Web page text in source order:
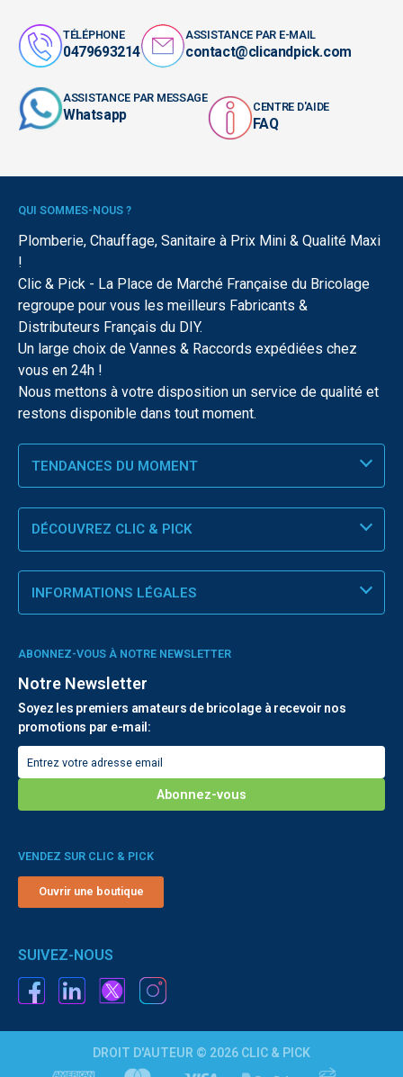
TÉLÉPHONE
0479693214
ASSISTANCE PAR E-MAIL
contact@clicandpick.com
ASSISTANCE PAR MESSAGE
Whatsapp CENTRE D'AIDE
FAQ
QUI SOMMES-NOUS ?
Plomberie, Chauffage, Sanitaire à Prix Mini & Qualité Maxi
!
Clic & Pick - La Place de Marché Française du Bricolage
regroupe pour vous les meilleurs Fabricants &
Distributeurs Français du DIY.
Un large choix de Vannes & Raccords expédiées chez
vous en 24h !
Nous mettons à votre disposition un service de qualité et
restons disponible dans tout moment.
TENDANCES DU MOMENT
DÉCOUVREZ CLIC & PICK
INFORMATIONS LÉGALES
ABONNEZ-VOUS À NOTRE NEWSLETTER
Notre Newsletter
Soyez les premiers amateurs de bricolage à recevoir nos
promotions par e-mail:
VENDEZ SUR CLIC & PICK
Ouvrir une boutique
SUIVEZ-NOUS
DROIT D'AUTEUR © 2026 CLIC & PICK